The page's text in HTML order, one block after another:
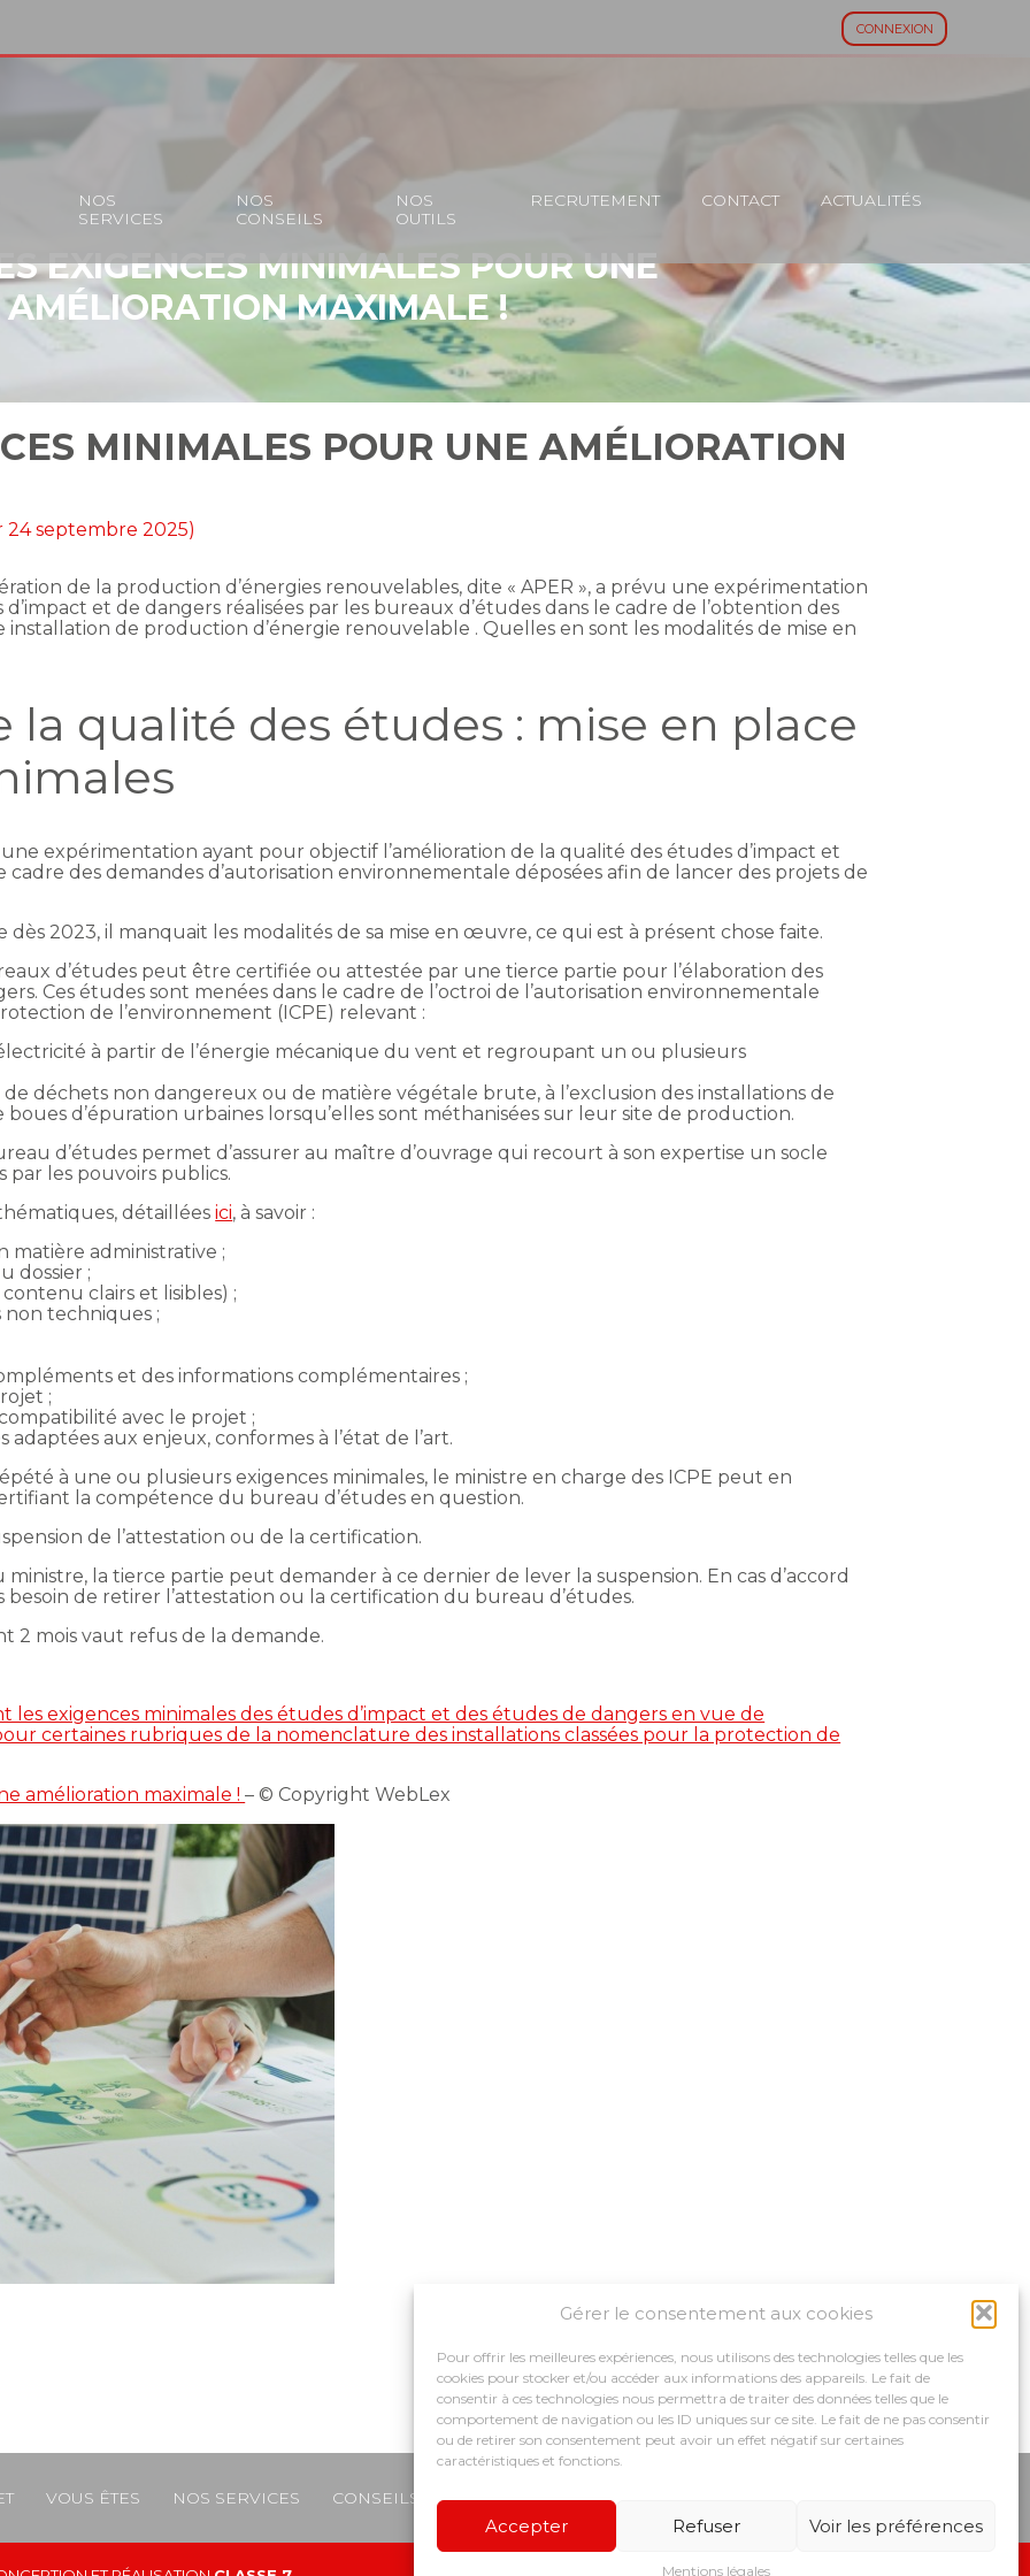
Gérer le consentement aux cookies
Pour offrir les meilleures expériences, nous utilisons des technologies telles que les
cookies pour stocker et/ou accéder aux informations des appareils. Le fait de
consentir à ces technologies nous permettra de traiter des données telles que le
comportement de navigation ou les ID uniques sur ce site. Le fait de ne pas consentir
ou de retirer son consentement peut avoir un effet négatif sur certaines
caractéristiques et fonctions.
Accepter Refuser Voir les préférences
Mentions légales
CONNEXION
NOS
SERVICES
NOS
CONSEILS
NOS
OUTILS
RECRUTEMENT CONTACT ACTUALITÉS
EXIGENCES MINIMALES POUR UNE
AMÉLIORATION MAXIMALE !
MINIMALES POUR UNE AMÉLIORATION
24 septembre 2025)
de la production d’énergies renouvelables, dite « APER », a prévu une expérimentation
et de dangers réalisées par les bureaux d’études dans le cadre de l’obtention des
de production d’énergie renouvelable . Quelles en sont les modalités de mise en
qualité des études : mise en place
une expérimentation ayant pour objectif l’amélioration de la qualité des études d’impact et
des demandes d’autorisation environnementale déposées afin de lancer des projets de
dès 2023, il manquait les modalités de sa mise en œuvre, ce qui est à présent chose faite.
d’études peut être certifiée ou attestée par une tierce partie pour l’élaboration des
Ces études sont menées dans le cadre de l’octroi de l’autorisation environnementale
de l’environnement (ICPE) relevant :
à partir de l’énergie mécanique du vent et regroupant un ou plusieurs
déchets non dangereux ou de matière végétale brute, à l’exclusion des installations de
boues d’épuration urbaines lorsqu’elles sont méthanisées sur leur site de production.
d’études permet d’assurer au maître d’ouvrage qui recourt à son expertise un socle
par les pouvoirs publics.
détailléesici, à savoir :
matière administrative ;
dossier ;
clairs et lisibles) ;
non techniques ;
et des informations complémentaires ;
;
avec le projet ;
adaptées aux enjeux, conformes à l’état de l’art.
à une ou plusieurs exigences minimales, le ministre en charge des ICPE peut en
la compétence du bureau d’études en question.
de l’attestation ou de la certification.
ministre, la tierce partie peut demander à ce dernier de lever la suspension. En cas d’accord
besoin de retirer l’attestation ou la certification du bureau d’études.
2 mois vaut refus de la demande.
exigences minimales des études d’impact et des études de dangers en vue de
certaines rubriques de la nomenclature des installations classées pour la protection de
amélioration maximale !– © Copyright WebLex
VOUS ÊTES NOS SERVICES CONSEILS ET ACCOMPAGNEMENTS